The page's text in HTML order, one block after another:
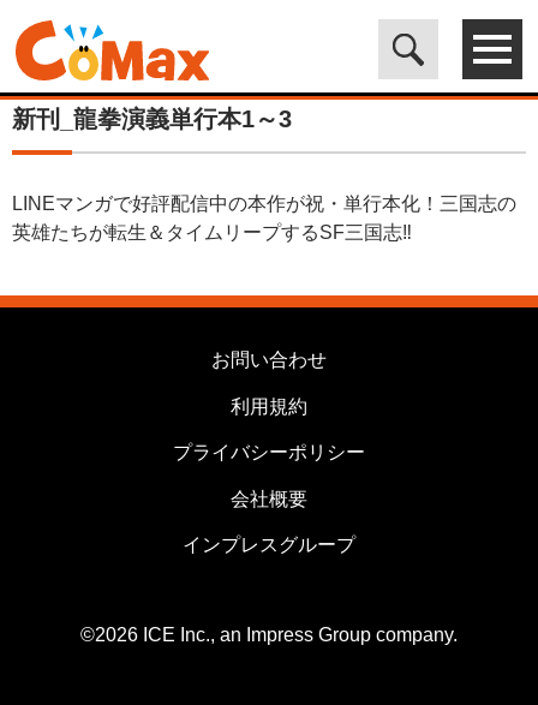
電子書籍マンガ CoMax(コマックス)公式サイト - 株式会社ICE>カ
テゴリは使用しません>新刊_龍拳演義単行本1～3
新刊_龍拳演義単行本1～3
LINEマンガで好評配信中の本作が祝・単行本化！三国志の
英雄たちが転生＆タイムリープするSF三国志‼️
お問い合わせ
利用規約
プライバシーポリシー
会社概要
インプレスグループ
©2026 ICE Inc., an Impress Group company.